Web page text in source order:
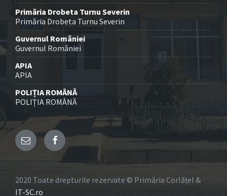
Primăria Drobeta Turnu Severin
Primăria Drobeta Turnu Severin
Guvernul României
Guvernul României
APIA
APIA
POLIȚIA ROMÂNĂ
POLIȚIA ROMÂNĂ
Email Facebook
2020 Toate drepturile rezervate © Primăria Corlățel &
IT-SC.ro